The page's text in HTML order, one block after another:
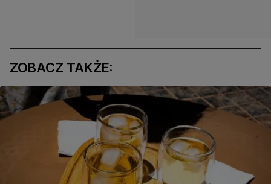
ZOBACZ TAKŻE: